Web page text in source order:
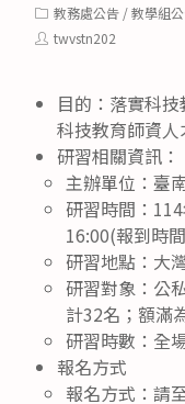
Post
category:
教務處公告 /教學組
Posttwvstn202
目的：落實科
科技教育師資人
研習相關資訊：
主辦單位：臺
研習時間：
16:00(報到時
研習地點：大
研習對象：公
計32名；額滿
研習時數：全
報名方式
報名方式：請